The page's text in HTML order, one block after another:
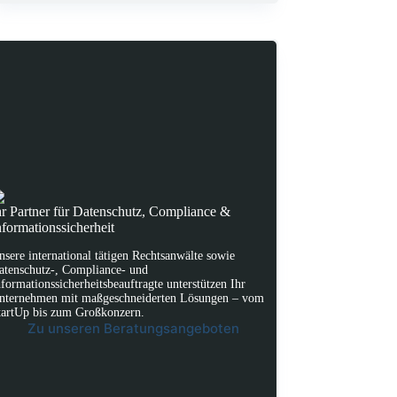
Partner für Datenschutz, Compliance &
international tätigen Rechtsanwälte sowie
, Compliance- und
unterstützen Ihr
mit maßgeschneiderten Lösungen – vom
bis zum Großkonzern.
Zu unseren Beratungsangeboten